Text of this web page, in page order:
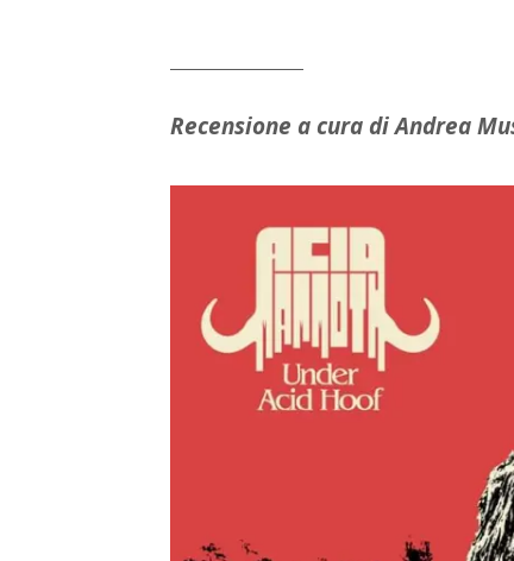
Recensione a cura di Andrea